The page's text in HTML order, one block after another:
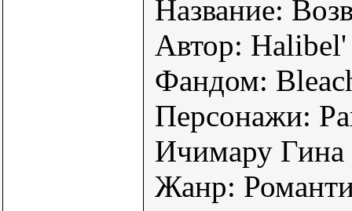
Название:
Автор:
Фандом:
Персонажи:
Ичимару Гина
Жанр: